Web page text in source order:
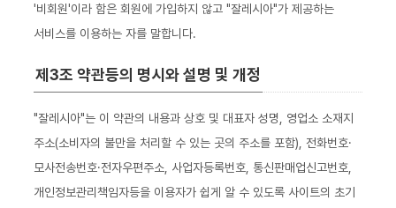
'비회원'이라 함은 회원에 가입하지 않고 "잘레시아"가 제공하는
서비스를 이용하는 자를 말합니다.
제3조 약관등의 명시와 설명 및 개정
"잘레시아"는 이 약관의 내용과 상호 및 대표자 성명, 영업소 소재지
주소(소비자의 불만을 처리할 수 있는 곳의 주소를 포함), 전화번호·
모사전송번호·전자우편주소, 사업자등록번호, 통신판매업신고번호,
개인정보관리책임자등을 이용자가 쉽게 알 수 있도록 사이트의 초기